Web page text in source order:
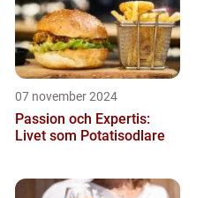
07 november 2024
Passion och Expertis:
Livet som Potatisodlare